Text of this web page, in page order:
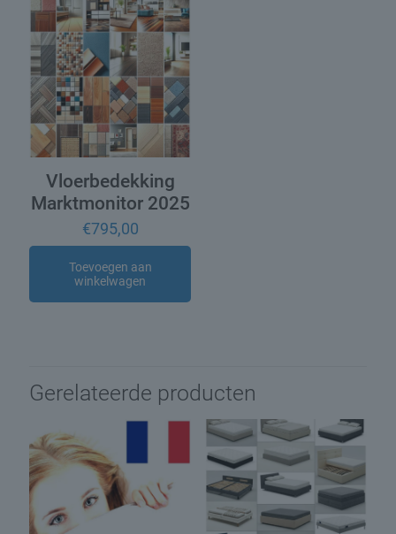
Vloerbedekking
Marktmonitor 2025
€795,00
Toevoegen aan
winkelwagen
Gerelateerde producten